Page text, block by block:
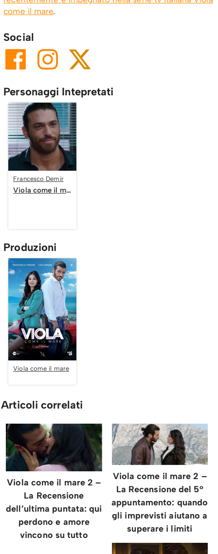
come il mare.
Social
Personaggi Intepretati
Francesco Demir
Viola come il mare
Produzioni
Viola come il mare
Articoli correlati
Viola come il mare 2 –
La Recensione
dell’ultima puntata: qui
perdono e amore
vincono su tutto
Viola come il mare 2 –
La Recensione del 5°
appuntamento: quando
gli imprevisti aiutano a
superare i limiti